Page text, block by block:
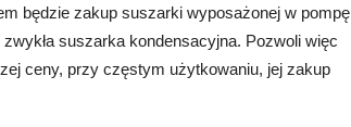
będzie zakup suszarki wyposażonej w pompę
suszarka kondensacyjna. Pozwoli więc
ceny, przy częstym użytkowaniu, jej zakup